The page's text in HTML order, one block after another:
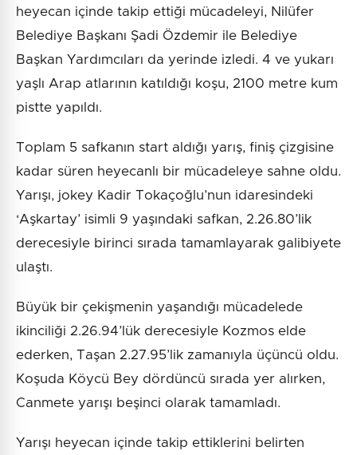
heyecan içinde takip ettiği mücadeleyi, Nilüfer
Belediye Başkanı Şadi Özdemir ile Belediye
Başkan Yardımcıları da yerinde izledi. 4 ve yukarı
yaşlı Arap atlarının katıldığı koşu, 2100 metre kum
pistte yapıldı.
Toplam 5 safkanın start aldığı yarış, finiş çizgisine
kadar süren heyecanlı bir mücadeleye sahne oldu.
Yarışı, jokey Kadir Tokaçoğlu’nun idaresindeki
‘Aşkartay’ isimli 9 yaşındaki safkan, 2.26.80’lik
derecesiyle birinci sırada tamamlayarak galibiyete
ulaştı.
Büyük bir çekişmenin yaşandığı mücadelede
ikinciliği 2.26.94’lük derecesiyle Kozmos elde
ederken, Taşan 2.27.95’lik zamanıyla üçüncü oldu.
Koşuda Köycü Bey dördüncü sırada yer alırken,
Canmete yarışı beşinci olarak tamamladı.
Yarışı heyecan içinde takip ettiklerini belirten